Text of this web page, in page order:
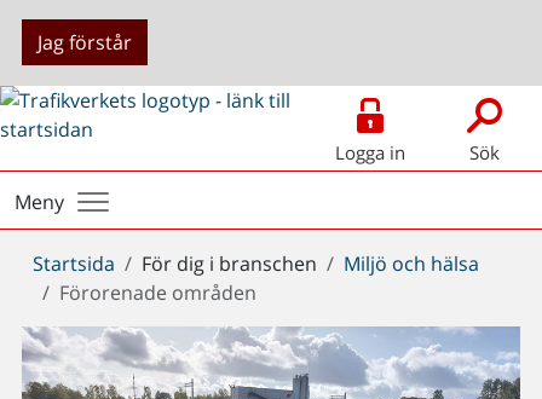
Jag förstår
Logga in Sök
Meny
Du
är
här:
Startsida För dig i branschen
Miljö och hälsa
Förorenade områden